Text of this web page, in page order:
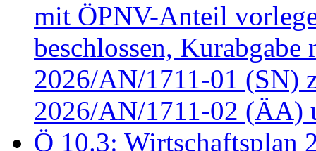
mit ÖPNV-Anteil
beschlossen,
2026/AN/1711-01 (SN)
2026/AN/1711-02 (ÄA)
Ö 10.3: Wirtschaftsplan